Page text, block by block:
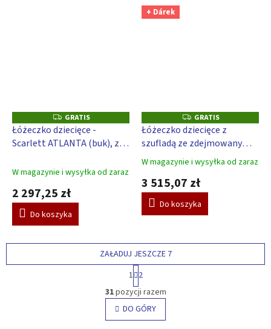
G
R
A
T
GRATIS
Łóżeczko dziecięce -
Scarlett ATLANTA (buk), z
120 x 60 cm
W magazynie i wysyłka od zaraz
2 297,25 zł
Do koszyka
+ Dárek
G
R
A
T
S
GRATIS
Łóżeczko dziecięce z
szufladą ze zdejmowanym
bokiem – Scarlett VALENCIE
(buk) – biały 120 x 60 cm
Średnia
produktu
wynosi
5,0
gwiazdek.
W magazynie i wysyłka od zaraz
3 515,07 zł
Do koszyka
K
o
n
t
ZAŁADUJ JESZCZE 7
P
a
g
i
n
a
1 2
31pozycji razem
DO GÓRY